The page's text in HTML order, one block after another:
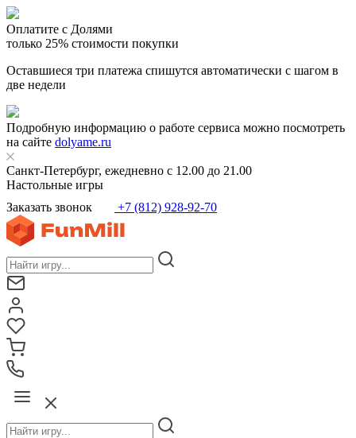
Оплатите с Долями
только 25% стоимости покупки
Оставшиеся три платежа спишутся автоматически с шагом в
две недели
Подробную информацию о работе сервиса можно посмотреть
на сайте dolyame.ru
Санкт-Петербург, ежедневно с 12.00 до 21.00
Настольные игры
Заказать звонок
+7 (812) 928-92-70